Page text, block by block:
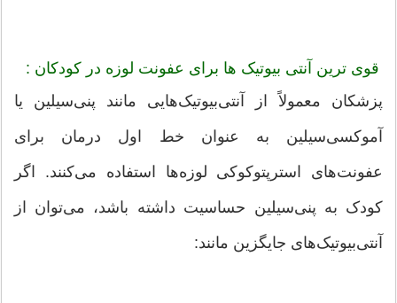
قوی ترین آنتی بیوتیک ها برای عفونت لوزه در کودکان :
پزشکان معمولاً از آنتی‌بیوتیک‌هایی مانند پنی‌سیلین یا
آموکسی‌سیلین به عنوان خط اول درمان برای
عفونت‌های استرپتوکوکی لوزه‌ها استفاده می‌کنند. اگر
کودک به پنی‌سیلین حساسیت داشته باشد، می‌توان از
آنتی‌بیوتیک‌های جایگزین مانند: